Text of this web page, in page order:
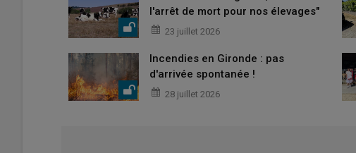
l'arrêt de mort pour nos élevages"
23 juillet 2026
Incendies en Gironde : pas
d'arrivée spontanée !
28 juillet 2026